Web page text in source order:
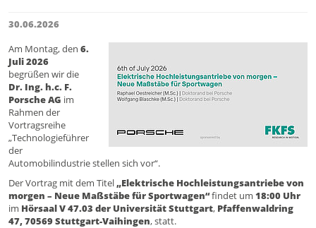
30.06.2026
Am Montag, den 6.
Juli 2026
begrüßen wir die
Dr. Ing. h.c. F.
Porsche AG im
Rahmen der
Vortragsreihe
„Technologieführer
der
Automobilindustrie stellen sich vor“.
Der Vortrag mit dem Titel„Elektrische Hochleistungsantriebe von
morgen – Neue Maßstäbe für Sportwagen“findet um 18:00 Uhr
im Hörsaal V 47.03 der Universität Stuttgart, Pfaffenwaldring
47, 70569 Stuttgart-Vaihingen, statt.